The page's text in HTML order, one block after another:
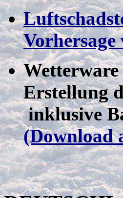
Erstellung
inklusive
(Download